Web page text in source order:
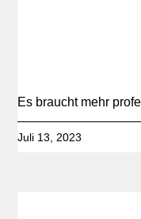
Es braucht mehr
Juli 13, 2023